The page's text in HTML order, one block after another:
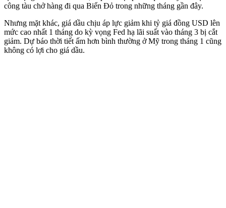
công tàu chở hàng đi qua Biển Đỏ trong những tháng gần đây.
Nhưng mặt khác, giá dầu chịu áp lực giảm khi tỷ giá đồng USD lên
mức cao nhất 1 tháng do kỳ vọng Fed hạ lãi suất vào tháng 3 bị cắt
giảm. Dự báo thời tiết ấm hơn bình thường ở Mỹ trong tháng 1 cũng
không có lợi cho giá dầu.